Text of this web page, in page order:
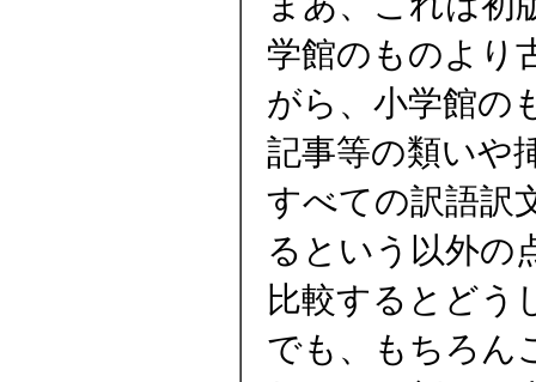
学館のものより
がら、小学館の
記事等の類いや
すべての訳語訳
るという以外の
比較するとどう
でも、もちろん